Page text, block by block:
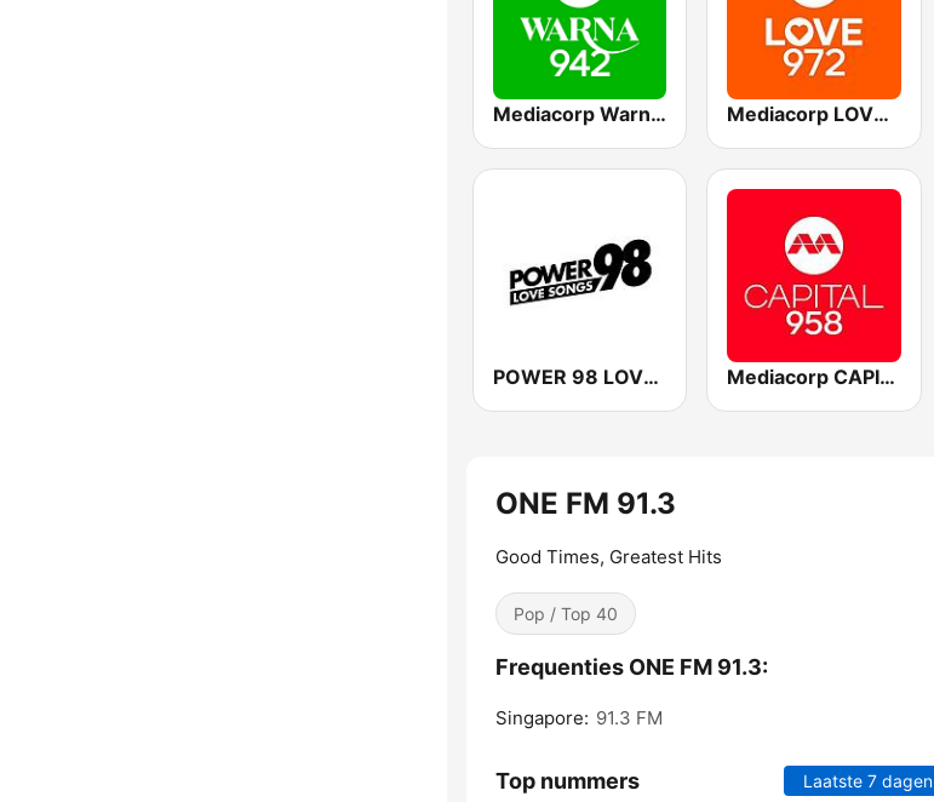
Mediacorp Warna 942 Mediacorp LOVE 972
POWER 98 LOVE SONGS Mediacorp CAPITAL 958
ONE FM 91.3
Good Times, Greatest Hits
Pop / Top 40
Frequenties ONE FM 91.3:
Singapore: 91.3 FM
Top nummers Laatste 7 dagen